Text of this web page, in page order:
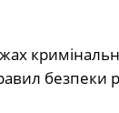
безпеки